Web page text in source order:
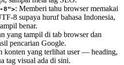
8">: Memberi tahu browser memakai
8 supaya huruf bahasa Indonesia,
benar.
yang tampil di tab browser dan
pencarian Google.
konten yang terlihat user — heading,
tag visual ada di sini.